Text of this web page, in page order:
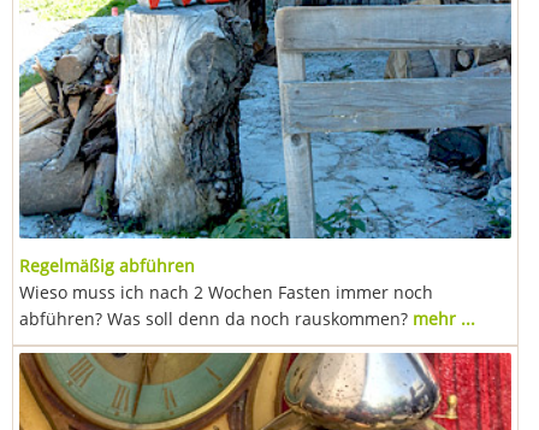
Regelmäßig abführen
Wieso muss ich nach 2 Wochen Fasten immer noch
abführen? Was soll denn da noch rauskommen? mehr ...